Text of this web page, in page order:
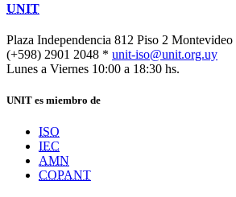
UNIT
Plaza Independencia 812 Piso 2
(+598) 2901 2048 * unit-iso@unit.org.uy
Lunes a Viernes 10:00 a 18:30 hs.
UNIT es miembro de
ISO
IEC
AMN
COPANT